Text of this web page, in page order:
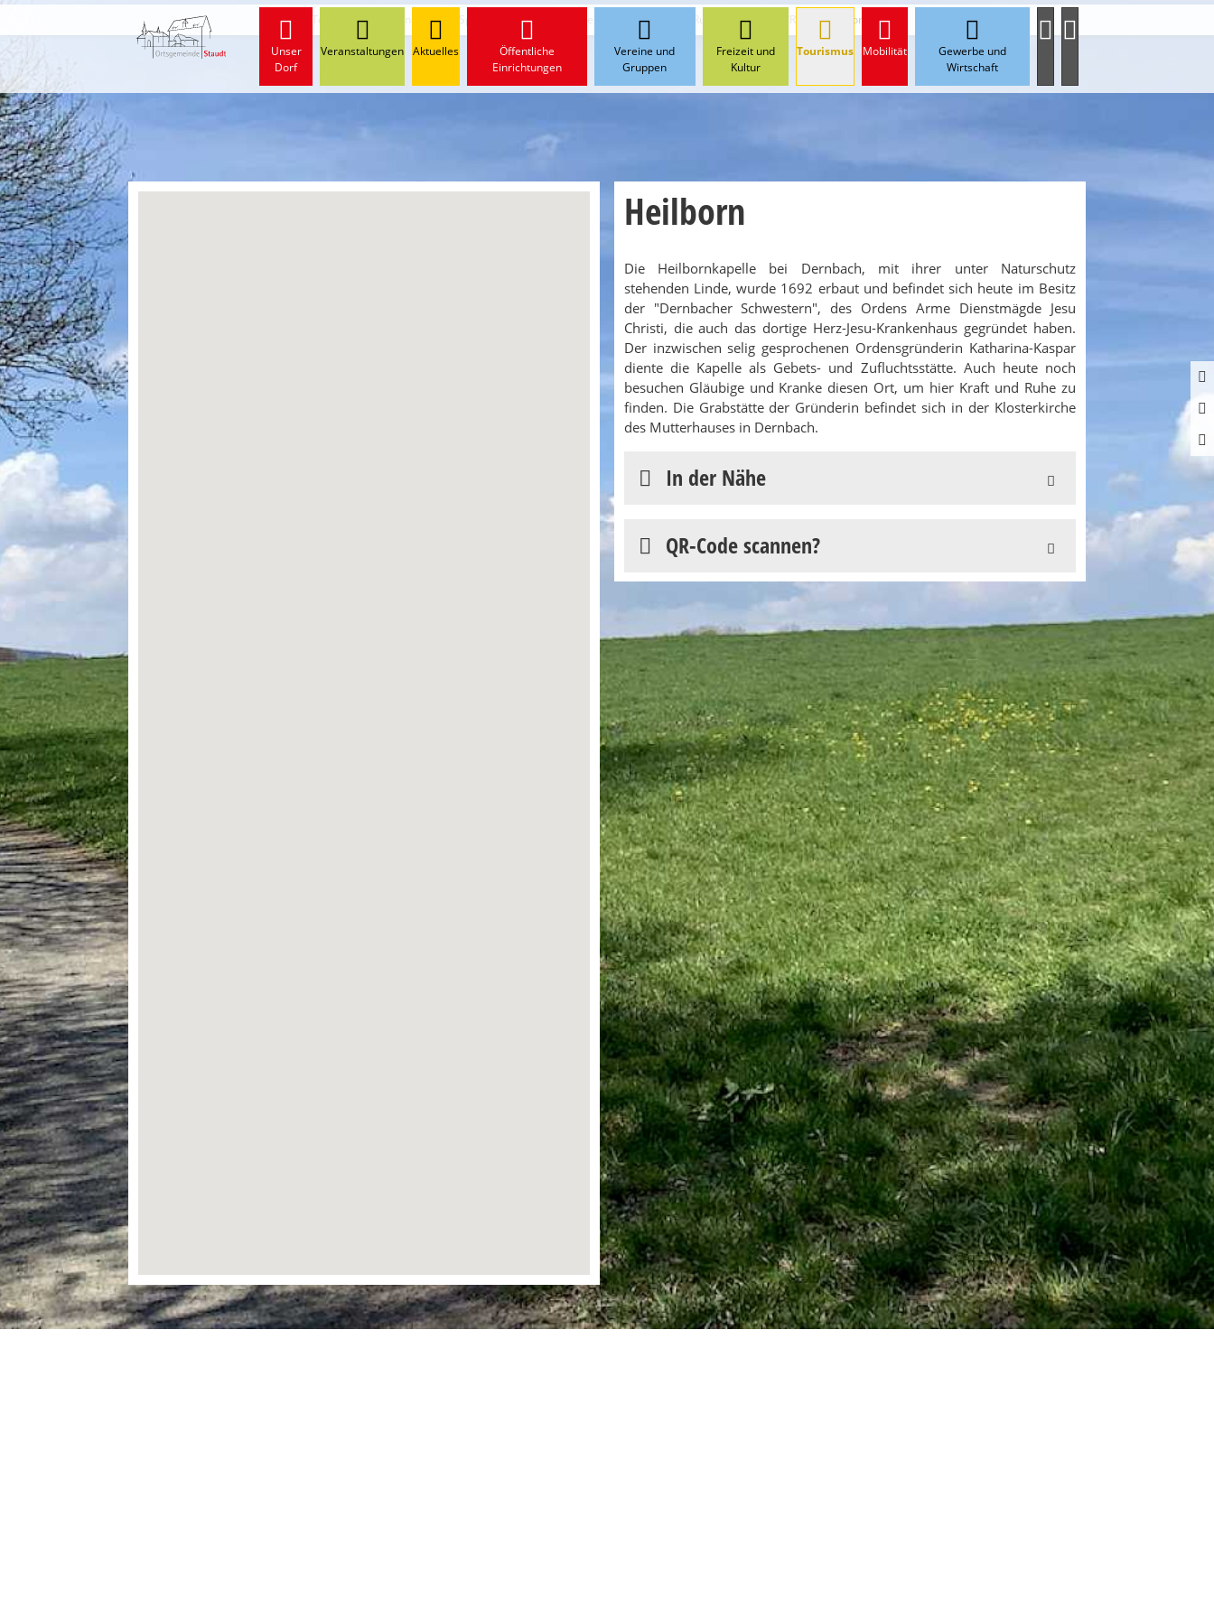
Unser
Dorf
Veranstaltungen Aktuelles
Öffentliche
Einrichtungen
Vereine und
Gruppen
Freizeit und
Kultur
Tourismus Mobilität
Gewerbe und
Wirtschaft
Start Tourismus Wandern und Spazieren Verbandsgemeinde Wirges Rundwanderweg WR3 Heilborn
Heilborn
Die Heilbornkapelle bei Dernbach, mit ihrer unter Naturschutz
stehenden Linde, wurde 1692 erbaut und befindet sich heute im Besitz
der "Dernbacher Schwestern", des Ordens Arme Dienstmägde Jesu
Christi, die auch das dortige Herz-Jesu-Krankenhaus gegründet haben.
Der inzwischen selig gesprochenen Ordensgründerin Katharina-Kaspar
diente die Kapelle als Gebets- und Zufluchtsstätte. Auch heute noch
besuchen Gläubige und Kranke diesen Ort, um hier Kraft und Ruhe zu
finden. Die Grabstätte der Gründerin befindet sich in der Klosterkirche
des Mutterhauses in Dernbach.
In der Nähe
QR-Code scannen?